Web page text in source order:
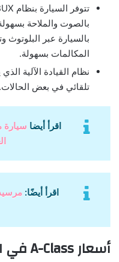
بالصوت والملاحة
بالسيارة عبر
المكالمات بسهولة.
نظام القيادة الآلية
تلقائي في بعض الحالات.
اقرأ أيضا
اقرأ أيضًا:
أسعار A-Class في السعودية